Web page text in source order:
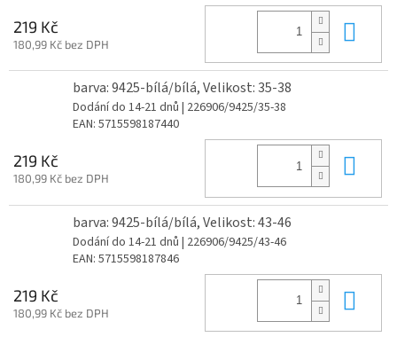
219 Kč
180,99 Kč bez DPH
barva: 9425-bílá/bílá, Velikost: 35-38
Dodání do 14-21 dnů | 226906/9425/35-38
EAN: 5715598187440
219 Kč
180,99 Kč bez DPH
barva: 9425-bílá/bílá, Velikost: 43-46
Dodání do 14-21 dnů | 226906/9425/43-46
EAN: 5715598187846
219 Kč
180,99 Kč bez DPH